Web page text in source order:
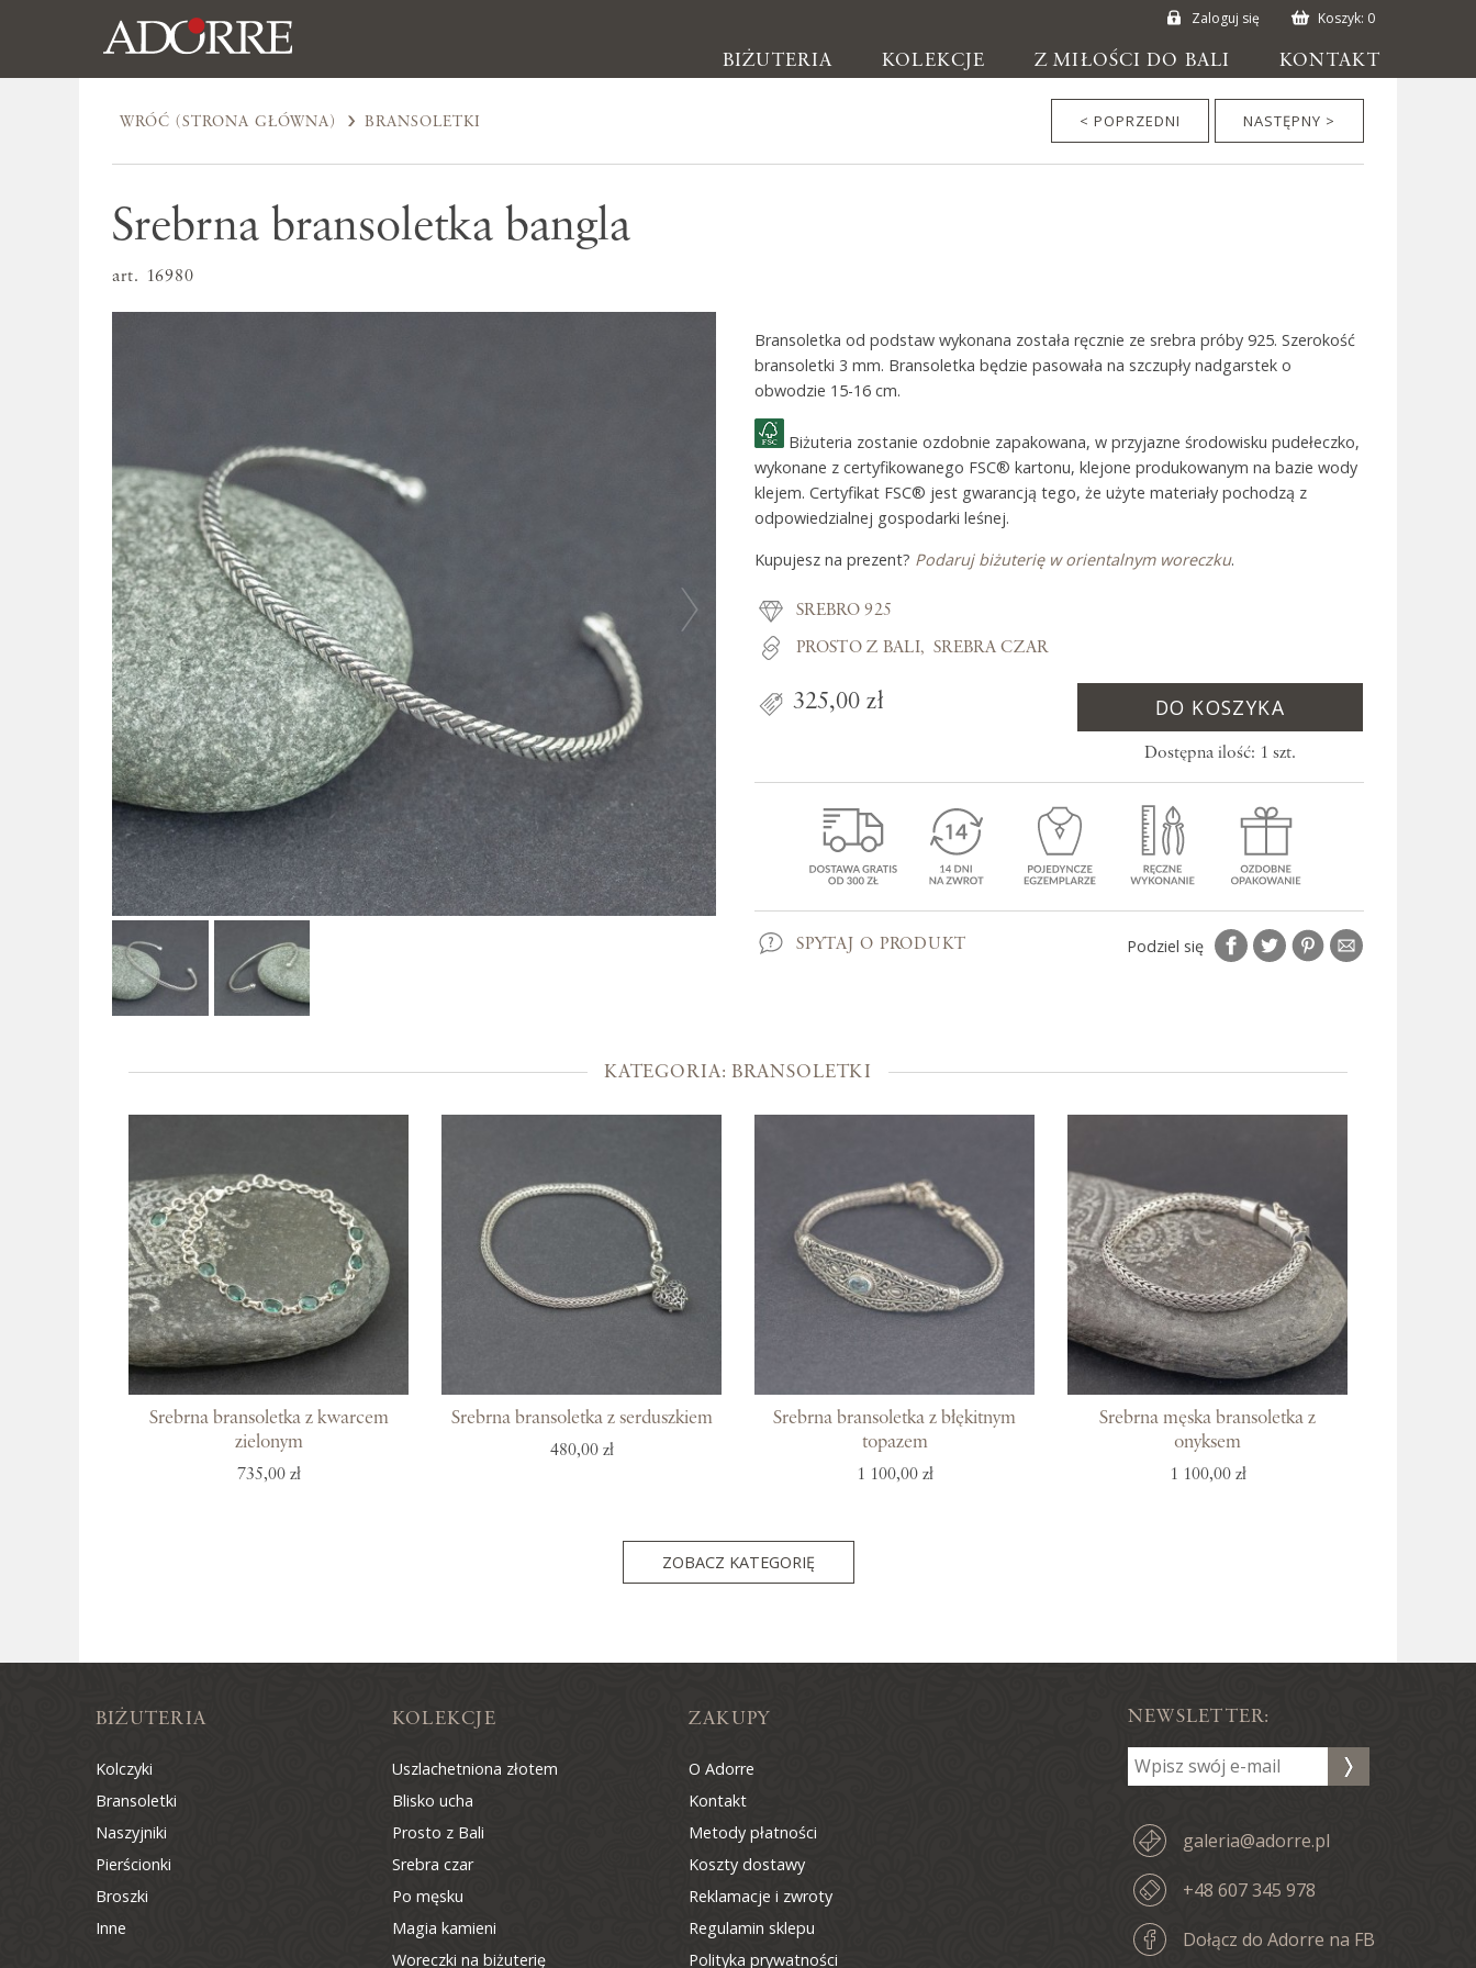
Zaloguj się Koszyk: 0
BIŻUTERIA KOLEKCJE Z MIŁOŚCI DO BALI KONTAKT
Biżuteria
Pierścionki
Broszki
Inne
Z miłości do Bali
O Adorre
Prosto z Bali
Magia kamieni
Po męsku
Woreczki na biżuterię
WRÓĆ (STRONA GŁÓWNA) BRANSOLETKI < POPRZEDNI NASTĘPNY >
Srebrna bransoletka bangla
art. 16980
Bransoletka od podstaw wykonana została ręcznie ze srebra próby 925. Szerokość
bransoletki 3 mm. Bransoletka będzie pasowała na szczupły nadgarstek o
obwodzie 15-16 cm.
Biżuteria zostanie ozdobnie zapakowana, w przyjazne środowisku pudełeczko,
wykonane z certyfikowanego FSC® kartonu, klejone produkowanym na bazie wody
klejem. Certyfikat FSC® jest gwarancją tego, że użyte materiały pochodzą z
odpowiedzialnej gospodarki leśnej.
Kupujesz na prezent? Podaruj biżuterię w orientalnym woreczku.
SREBRO 925
PROSTO Z BALI SREBRA CZAR
325,00 zł DO KOSZYKA
Dostępna ilość: 1 szt.
SPYTAJ O PRODUKT Podziel się
KATEGORIA: BRANSOLETKI
Srebrna bransoletka z kwarcem
zielonym
735,00 zł
Srebrna bransoletka z serduszkiem
480,00 zł
Srebrna bransoletka z błękitnym
topazem
1 100,00 zł
Srebrna męska bransoletka z
onyksem
1 100,00 zł
ZOBACZ KATEGORIĘ
NEWSLETTER:
galeria@adorre.pl
+48 607 345 978
Dołącz do Adorre na FB
BIŻUTERIA
Kolczyki
Bransoletki
Naszyjniki
Pierścionki
Broszki
Inne
KOLEKCJE
Uszlachetniona złotem
Blisko ucha
Prosto z Bali
Srebra czar
Po męsku
Magia kamieni
Woreczki na biżuterię
ZAKUPY
O Adorre
Kontakt
Metody płatności
Koszty dostawy
Reklamacje i zwroty
Regulamin sklepu
Polityka prywatności